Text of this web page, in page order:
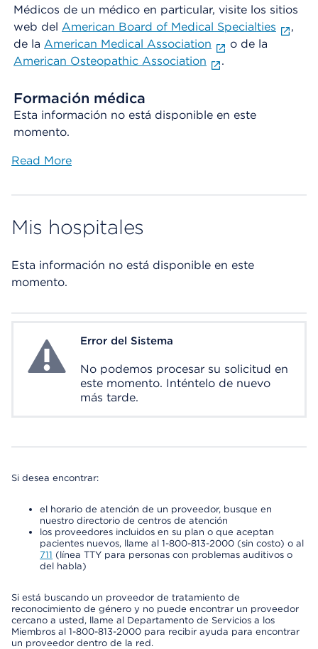
Médicos de un médico en particular, visite los sitios
web del American Board of Medical Specialties
,
de la American Medical Association
o de la
American Osteopathic Association
.
Formación médica
Esta información no está disponible en este
momento.
Read More
Mis hospitales
Esta información no está disponible en este
momento.
System ErrorError del Sistema
No podemos procesar su solicitud en
este momento. Inténtelo de nuevo
más tarde.
Si desea encontrar:
el horario de atención de un proveedor, busque en
nuestro directorio de centros de atención
los proveedores incluidos en su plan o que aceptan
pacientes nuevos, llame al 1-800-813-2000 (sin costo) o al
711 (línea TTY para personas con problemas auditivos o
del habla)
Si está buscando un proveedor de tratamiento de
reconocimiento de género y no puede encontrar un proveedor
cercano a usted, llame al Departamento de Servicios a los
Miembros al 1-800-813-2000 para recibir ayuda para encontrar
un proveedor dentro de la red.